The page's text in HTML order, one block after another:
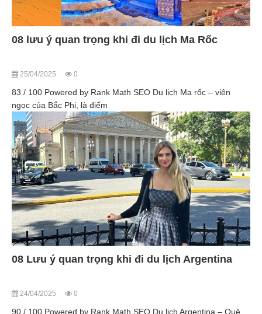
08 lưu ý quan trọng khi đi du lịch Ma Rốc
25/04/2025 0
83 / 100 Powered by Rank Math SEO Du lịch Ma rốc – viên
ngọc của Bắc Phi, là điểm
08 Lưu ý quan trọng khi đi du lịch Argentina
24/04/2025 0
90 / 100 Powered by Rank Math SEO Du lịch Argentina – Quê